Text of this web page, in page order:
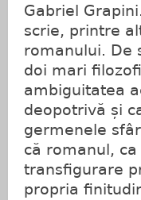
Gabriel
scrie, printre
romanului. De
doi mari
ambiguitatea
deopotrivă și
germenele
că romanul,
transfigurare
propria